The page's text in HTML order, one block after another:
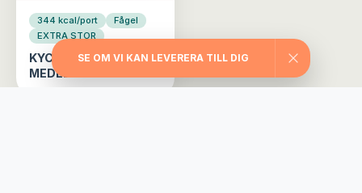
344 kcal/port
Fågel
EXTRA STOR
KYCKLINGBIFF
MEDELHAVET
SE OM VI KAN LEVERERA TILL DIG